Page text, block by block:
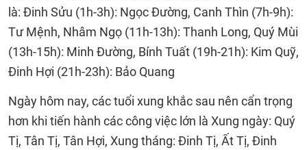
là: Đinh Sửu (1h-3h): Ngọc Đường, Canh Thìn (7h-9h):
Tư Mệnh, Nhâm Ngọ (11h-13h): Thanh Long, Quý Mùi
(13h-15h): Minh Đường, Bính Tuất (19h-21h): Kim Quỹ,
Đinh Hợi (21h-23h): Bảo Quang
Ngày hôm nay, các tuổi xung khắc sau nên cẩn trọng
hơn khi tiến hành các công việc lớn là Xung ngày: Quý
Tị, Tân Tị, Tân Hợi, Xung tháng: Đinh Tị, Ất Tị, Đinh